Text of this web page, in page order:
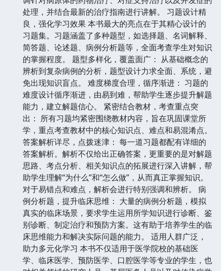
处理，并结合最新的治疗指南进行讲解。 习题设计精
良，强化学习效果 本书最大的亮点在于其精心设计的
习题集。习题涵盖了多种题型，如选择题、名词解释、
简答题、论述题、病例分析题等，全面考查学生对知识
的掌握程度。 题型多样化，覆盖面广： 从基础概念的
辨析到复杂病例的分析，题型设计力求全面、系统，避
免出现知识盲点。 难度梯度合理，循序渐进： 习题的
难度设计循序渐进，由易到难，帮助学生逐步提升解题
能力，建立解题信心。 紧密结合教材，考查重点突
出： 所有习题均紧密围绕教材内容，旨在巩固课堂所
学，重点考查教材中的核心知识点、难点和易混淆点。
答案解析详尽，点拨迷津： 每一道习题都配有详细的
答案解析。解析不仅给出正确答案，更重要的是对解题
思路、考点分析、相关知识点的拓展进行深入讲解，帮
助学生理解“为什么”和“怎么做”，从而真正掌握知识。
对于易错点和难点，解析会进行特别强调和辨析。 病
例分析题，提升临床思维： 大量的病例分析题，模拟
真实的临床场景，要求学生运用所学知识进行诊断、鉴
别诊断、制定治疗和预防方案。这有助于培养学生的临
床思维能力和解决实际问题的能力。 适用人群广泛，
助力多元化学习 本书不仅适用于医学院校的基础医
学、临床医学、预防医学、口腔医学等专业的学生，也